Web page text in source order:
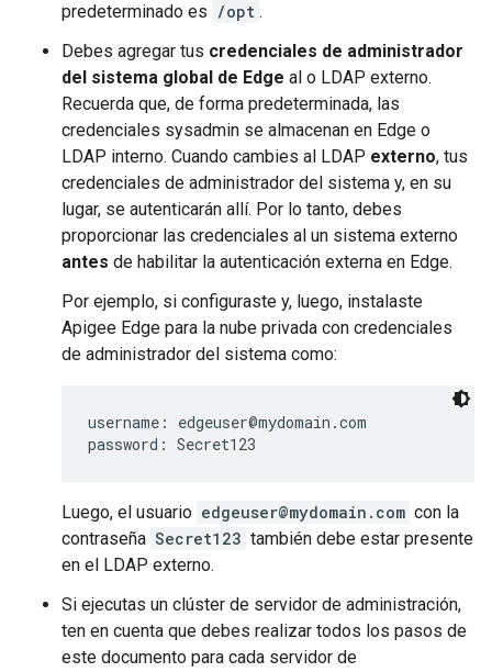
predeterminado es /opt .
Debes agregar tus credenciales de administrador
del sistema global de Edge al o LDAP externo.
Recuerda que, de forma predeterminada, las
credenciales sysadmin se almacenan en Edge o
LDAP interno. Cuando cambies al LDAP externo, tus
credenciales de administrador del sistema y, en su
lugar, se autenticarán allí. Por lo tanto, debes
proporcionar las credenciales al un sistema externo
antes de habilitar la autenticación externa en Edge.
Por ejemplo, si configuraste y, luego, instalaste
Apigee Edge para la nube privada con credenciales
de administrador del sistema como:
username: edgeuser@mydomain.com
password: Secret123
Luego, el usuario edgeuser@mydomain.com con la
contraseña Secret123 también debe estar presente
en el LDAP externo.
Si ejecutas un clúster de servidor de administración,
ten en cuenta que debes realizar todos los pasos de
este documento para cada servidor de